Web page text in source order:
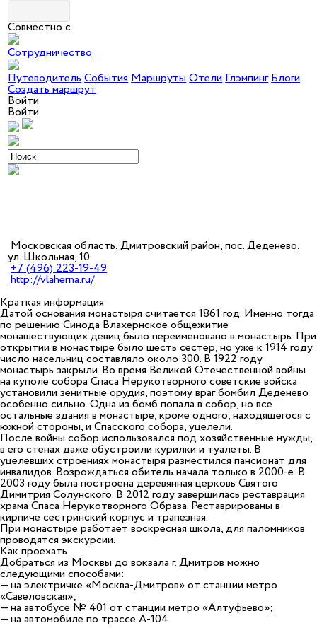
Совместно с
Сотрудничество
ПутеводительСобытияМаршрутыОтелиГлэмпингБлоги
Создать маршрут
Войти
Войти
Московская область, Дмитровский район, пос. Деденево,
ул. Школьная, 10
+7 (496) 223-19-49
http://vlaherna.ru/
Краткая информация
Датой основания монастыря считается 1861 год. Именно тогда
по решению Синода Влахернское общежитие
монашествующих девиц было переименовано в монастырь. При
открытии в монастыре было шесть сестер, но уже к 1914 году
число насельниц составляло около 300. В 1922 году
монастырь закрыли. Во время Великой Отечественной войны
на куполе собора Спаса Нерукотворного советские войска
установили зенитные орудия, поэтому враг бомбил Деденево
особенно сильно. Одна из бомб попала в собор, но все
остальные здания в монастыре, кроме одного, находящегося с
южной стороны, и Спасского собора, уцелели.
После войны собор использовался под хозяйственные нужды,
в его стенах даже обустроили курилки и туалеты. В
уцелевших строениях монастыря разместился пансионат для
инвалидов. Возрождаться обитель начала только в 2000-е. В
2003 году была построена деревянная церковь Святого
Димитрия Солунского. В 2012 году завершилась реставрация
храма Спаса Нерукотворного Образа. Реставрированы в
кирпиче сестринский корпус и трапезная.
При монастыре работает воскресная школа, для паломников
проводятся экскурсии.
Как проехать
Добраться из Москвы до вокзала г. Дмитров можно
следующими способами:
— на электричке «Москва-Дмитров» от станции метро
«Савеловская»;
— на автобусе № 401 от станции метро «Алтуфьево»;
— на автомобиле по трассе А-104.